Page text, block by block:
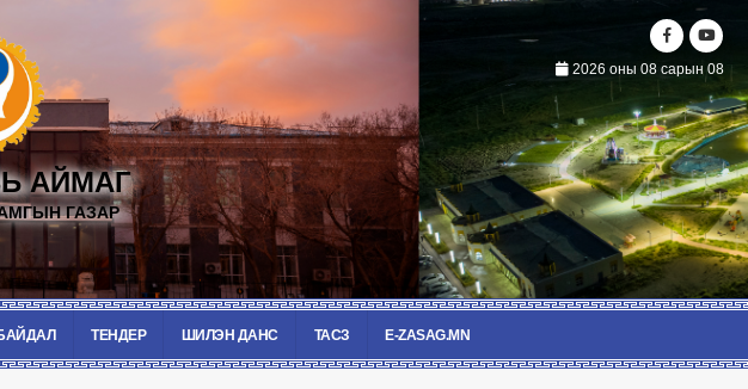
2026 оны 08 сарын 08
АЙМАГ
ГАЗАР
ТЕНДЕР ШИЛЭН ДАНС ТАСЗ E-ZASAG.MN